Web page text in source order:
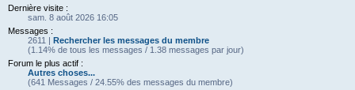
Dernière visite :
sam. 8 août 2026 16:05
Messages :
2611 | Rechercher les messages du membre
(1.14% de tous les messages / 1.38 messages par jour)
Forum le plus actif :
Autres choses...
(641 Messages / 24.55% des messages du membre)